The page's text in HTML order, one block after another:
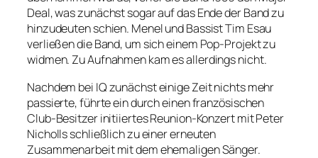
Deal, was zunächst sogar auf das Ende der Band zu
hinzudeuten schien. Menel und Bassist Tim Esau
verließen die Band, um sich einem Pop-Projekt zu
widmen. Zu Aufnahmen kam es allerdings nicht.
Nachdem bei IQ zunächst einige Zeit nichts mehr
passierte, führte ein durch einen französischen
Club-Besitzer initiiertes Reunion-Konzert mit Peter
Nicholls schließlich zu einer erneuten
Zusammenarbeit mit dem ehemaligen Sänger.